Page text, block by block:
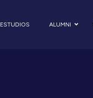
ESTUDIOS ALUMNI